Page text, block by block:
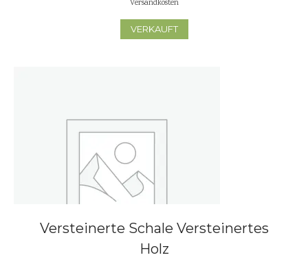
Versandkosten
VERKAUFT
Versteinerte Schale Versteinertes
Holz